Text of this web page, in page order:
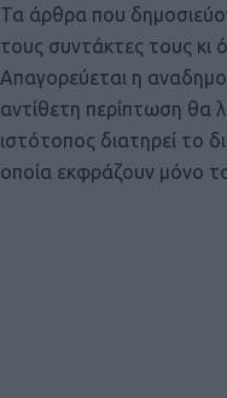
Τα άρθρα που
τους συντάκτες τους κι
Απαγορεύεται η
αντίθετη περίπτωση θα
ιστότοπος διατηρεί το
οποία εκφράζουν μόνο